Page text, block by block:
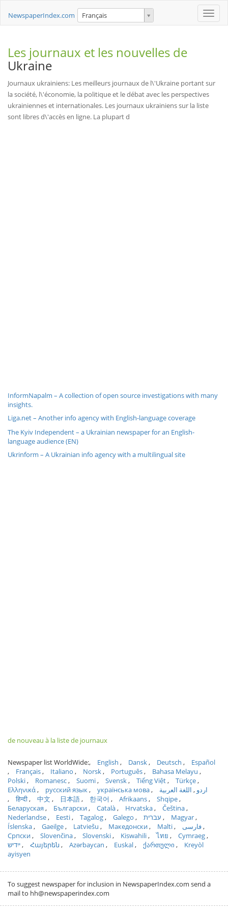
Toggle
NewspaperIndex.com Français
Les journaux et les nouvelles de
Ukraine
Journaux ukrainiens: Les meilleurs journaux de l\'Ukraine portant sur
la société, l\'économie, la politique et le débat avec les perspectives
ukrainiennes et internationales. Les journaux ukrainiens sur la liste
sont libres d\'accès en ligne. La plupart d
InformNapalm – A collection of open source investigations with many
insights.
Liga.net – Another info agency with English-language coverage
The Kyiv Independent – a Ukrainian newspaper for an English-
language audience (EN)
Ukrinform – A Ukrainian info agency with a multilingual site
de nouveau à la liste de journaux
Newspaper list WorldWide: English Dansk Deutsch
Español
Français
Italiano Norsk Português
Bahasa Melayu
Polski
Romanesc Suomi Svensk Tiếng Việt
Türkçe
Ελληνικά
русский язык українська мова اردو
اللغة العربية
हिन्दी
中文 日本語 한국어 Afrikaans
Shqipe
Беларуская
Български Català Hrvatska
Čeština
Nederlandse
Eesti Tagalog Galego עברית
Magyar
Íslenska
Gaeilge Latviešu Македонски Malti
فارسی
Српски
Slovenčina Slovenski Kiswahili ไทย
Cymraeg
ייִדיש
Հայերեն Azərbaycan Euskal ქართული
Kreyòl
ayisyen
To suggest newspaper for inclusion in NewspaperIndex.com send a
mail to hh@newspaperindex.com